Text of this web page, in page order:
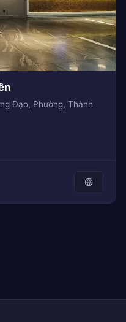
Đạo, Phường, Thành